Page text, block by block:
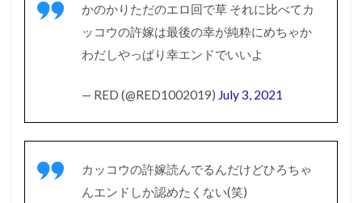
かのかりただのエロ回で草 それに比べてカ
ッコウの許嫁は最後の幸が純粋にめちゃか
わだしやっぱり幸エンドでいいよ
— RED (@RED1002019) July 3, 2021
カッコウの許嫁読んでるんだけどひろちゃ
んエンドしか認めたくない(笑)